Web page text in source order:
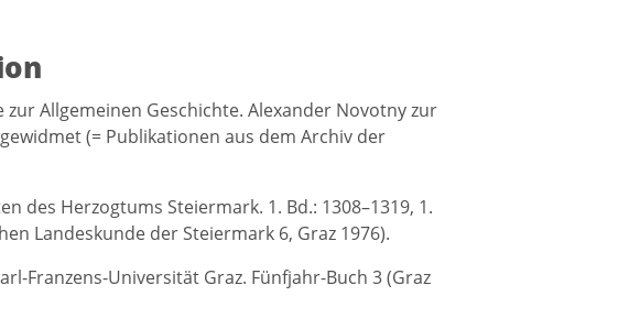
Allgemeinen Geschichte. Alexander Novotny zur
(= Publikationen aus dem Archiv der
des Herzogtums Steiermark. 1. Bd.: 1308–1319, 1.
Landeskunde der Steiermark 6, Graz 1976).
Franzens-Universität Graz. Fünfjahr-Buch 3 (Graz